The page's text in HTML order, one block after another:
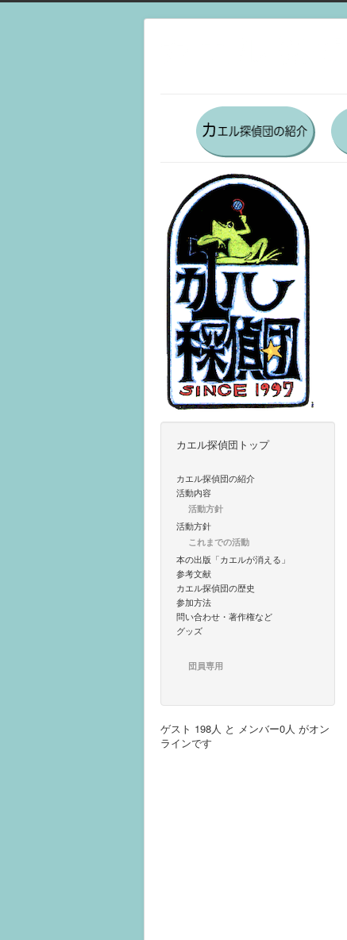
カエル探偵団トップ
カエル探偵団の紹介
活動内容
活動方針
活動方針
これまでの活動
本の出版「カエルが消える」
参考文献
カエル探偵団の歴史
参加方法
問い合わせ・著作権など
グッズ
団員専用
ゲスト 198人 と メンバー0人 がオン
ラインです